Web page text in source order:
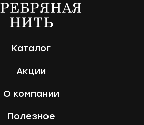
Каталог
Акции
О компании
Полезное